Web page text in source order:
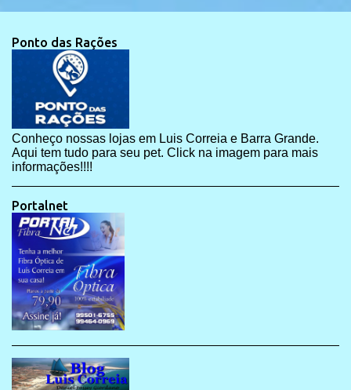
Ponto das Rações
Conheço nossas lojas em Luis Correia e Barra Grande.
Aqui tem tudo para seu pet. Click na imagem para mais
informações!!!!
Portalnet